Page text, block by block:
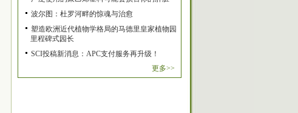
波尔图：杜罗河畔的惊魂与治愈
塑造欧洲近代植物学格局的马德里皇家植物园
里程碑式园长
SCI投稿新消息：APC支付服务再升级！
更多>>